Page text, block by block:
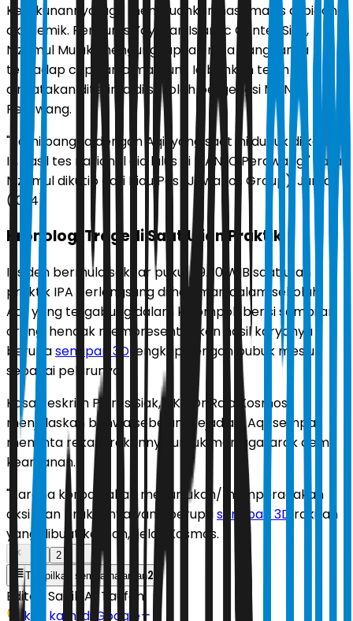
Ketekunannya juga membuahkan hasil manis di bidang
akademik. Pengurus Yayasan Islamic Center Siak,
Nizamul Muluk, mengungkapkan rasa bangganya
terhadap capaian almarhum. Ia bahkan telah
dinyatakan diterima di sekolah bergengsi MAN IC
Perawang.
"Kami bangga dengan Aqil yang saat ini duduk di kelas
III, hasil tes nasional dia lulus di MAN IC Perawang," kata
Nizamul dikutip dari Riau Pos (JawaPos Group), Jumat
(10/4)
Kronologi Tragedi Saat Ujian Praktik
Insiden bermula sekitar pukul 09.30 WIB saat ujian
praktik IPA berlangsung di halaman dalam sekolah.
Aqil yang tergabung dalam kelompok berisi sembilan
orang, hendak mempresentasikan hasil karyanya
berupasenapan 3D lengkap dengan bubuk mesiu
sebagai pelurunya.
Kasatreskrim Polres Siak, AKP Dr Raja Kosmos,
menjelaskan bahwa sebelum kejadian, Aqil sempat
meminta rekan-rekannya untuk menjaga jarak demi
keamanan.
"Karena korban akan menunjukan/memperagakan
aksi ujian praktiknya yang berupasenapan 3D rakitan
yang dibuat korban," jelas Kosmos.
2
Tampilkan semua halaman2
Editor: Sabik Aji Taufan
Ikuti kami di Google